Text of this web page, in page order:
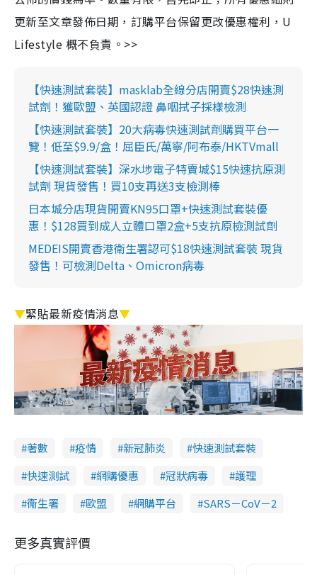
更新至文章發佈日期，訂購平台保留更改優惠權利，U
Lifestyle 概不負責。>>
【快速測試套裝】masklab全線分店開賣$28快速測
試劑！獲歐盟、英國認證 鼻咽拭子採樣檢測
【快速測試套裝】20大病毒快速測試劑購買平台一
覽！低至$9.9/盒！屈臣氏/萬寧/阿布泰/HKTVmall
【快速測試套裝】深水埗電子特賣城$15快速抗原測
試劑 現貨發售！買10支再送3支檢測棒
日本城分店現貨開賣KN95口罩+快速測試套裝優
惠！$128買到成人立體口罩2盒+5支抗原檢測試劑
MEDEIS開賣香港衛生署認可$18快速測試套裝 現貨
發售！可檢測Delta、Omicron病毒
▼緊貼最新疫情消息▼
著數 疫情 新冠肺炎
快速測試套裝
快速測試
網購優惠 冠狀病毒
護理
衞生署
歐盟 網購平台 SARS－CoV－2
更多真實評價